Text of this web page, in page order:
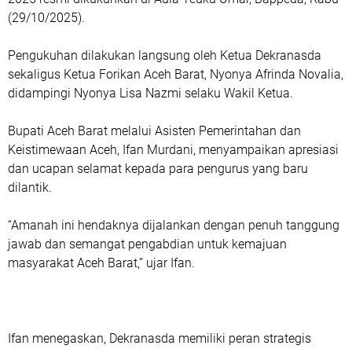
(29/10/2025).
Pengukuhan dilakukan langsung oleh Ketua Dekranasda
sekaligus Ketua Forikan Aceh Barat, Nyonya Afrinda Novalia,
didampingi Nyonya Lisa Nazmi selaku Wakil Ketua.
Bupati Aceh Barat melalui Asisten Pemerintahan dan
Keistimewaan Aceh, Ifan Murdani, menyampaikan apresiasi
dan ucapan selamat kepada para pengurus yang baru
dilantik.
“Amanah ini hendaknya dijalankan dengan penuh tanggung
jawab dan semangat pengabdian untuk kemajuan
masyarakat Aceh Barat,” ujar Ifan.
Ifan menegaskan, Dekranasda memiliki peran strategis